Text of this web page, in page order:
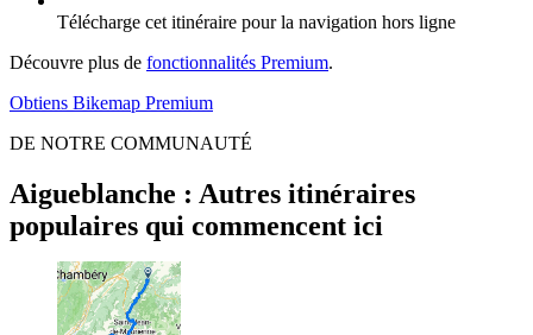
Télécharge cet itinéraire pour la navigation hors ligne
Découvre plus de fonctionnalités Premium.
Obtiens Bikemap Premium
DE NOTRE COMMUNAUTÉ
Aigueblanche : Autres itinéraires
populaires qui commencent ici